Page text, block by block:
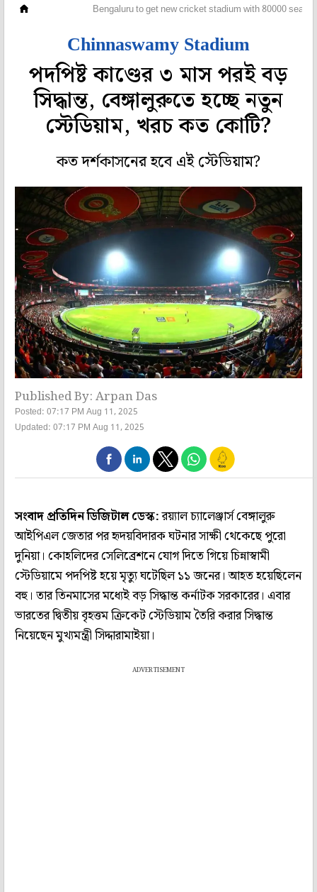
Bengaluru to get new cricket stadium with 80000 seat
Chinnaswamy Stadium
পদপিষ্ট কাণ্ডের ৩ মাস পরই বড়
সিদ্ধান্ত, বেঙ্গালুরুতে হচ্ছে নতুন
স্টেডিয়াম, খরচ কত কোটি?
কত দর্শকাসনের হবে এই স্টেডিয়াম?
Published By: Arpan Das
Posted: 07:17 PM Aug 11, 2025
Updated: 07:17 PM Aug 11, 2025
সংবাদ প্রতিদিন ডিজিটাল ডেস্ক:রয়্যাল চ্যালেঞ্জার্স বেঙ্গালুরু
আইপিএল জেতার পর হৃদয়বিদারক ঘটনার সাক্ষী থেকেছে পুরো
দুনিয়া। কোহলিদের সেলিব্রেশনে যোগ দিতে গিয়ে চিন্নাস্বামী
স্টেডিয়ামে পদপিষ্ট হয়ে মৃত্যু ঘটেছিল ১১ জনের। আহত হয়েছিলেন
বহু। তার তিনমাসের মধ্যেই বড় সিদ্ধান্ত কর্নাটক সরকারের। এবার
ভারতের দ্বিতীয় বৃহত্তম ক্রিকেট স্টেডিয়াম তৈরি করার সিদ্ধান্ত
নিয়েছেন মুখ্যমন্ত্রী সিদ্দারামাইয়া।
ADVERTISEMENT